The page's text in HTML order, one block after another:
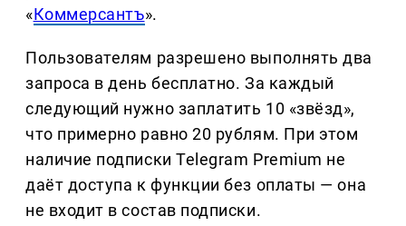
«Коммерсантъ».
Пользователям разрешено выполнять два
запроса в день бесплатно. За каждый
следующий нужно заплатить 10 «звёзд»,
что примерно равно 20 рублям. При этом
наличие подписки Telegram Premium не
даёт доступа к функции без оплаты — она
не входит в состав подписки.